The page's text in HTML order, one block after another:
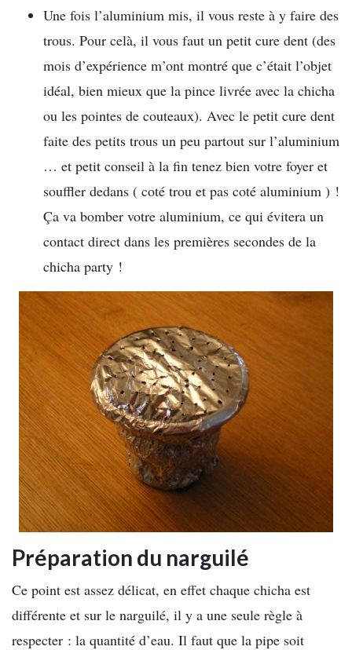
Une fois l’aluminium mis, il vous reste à y faire des
trous. Pour celà, il vous faut un petit cure dent (des
mois d’expérience m’ont montré que c’était l’objet
idéal, bien mieux que la pince livrée avec la chicha
ou les pointes de couteaux). Avec le petit cure dent
faite des petits trous un peu partout sur l’aluminium
… et petit conseil à la fin tenez bien votre foyer et
souffler dedans ( coté trou et pas coté aluminium ) !
Ça va bomber votre aluminium, ce qui évitera un
contact direct dans les premières secondes de la
chicha party !
Préparation du narguilé
Ce point est assez délicat, en effet chaque chicha est
différente et sur le narguilé, il y a une seule règle à
respecter : la quantité d’eau. Il faut que la pipe soit